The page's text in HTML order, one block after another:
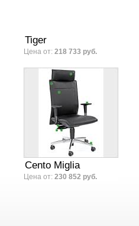
Tiger
Цена от: 218 733 руб.
Cento Miglia
Цена от: 230 852 руб.